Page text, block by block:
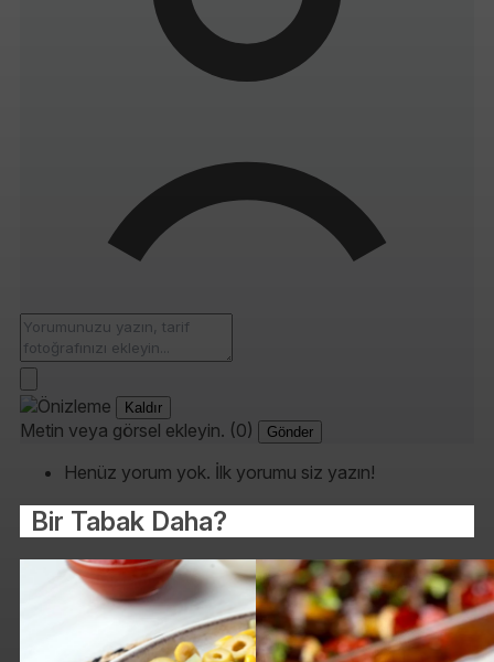
Kaldır
Metin veya görsel ekleyin. (0) Gönder
Henüz yorum yok. İlk yorumu siz yazın!
Bir Tabak Daha?